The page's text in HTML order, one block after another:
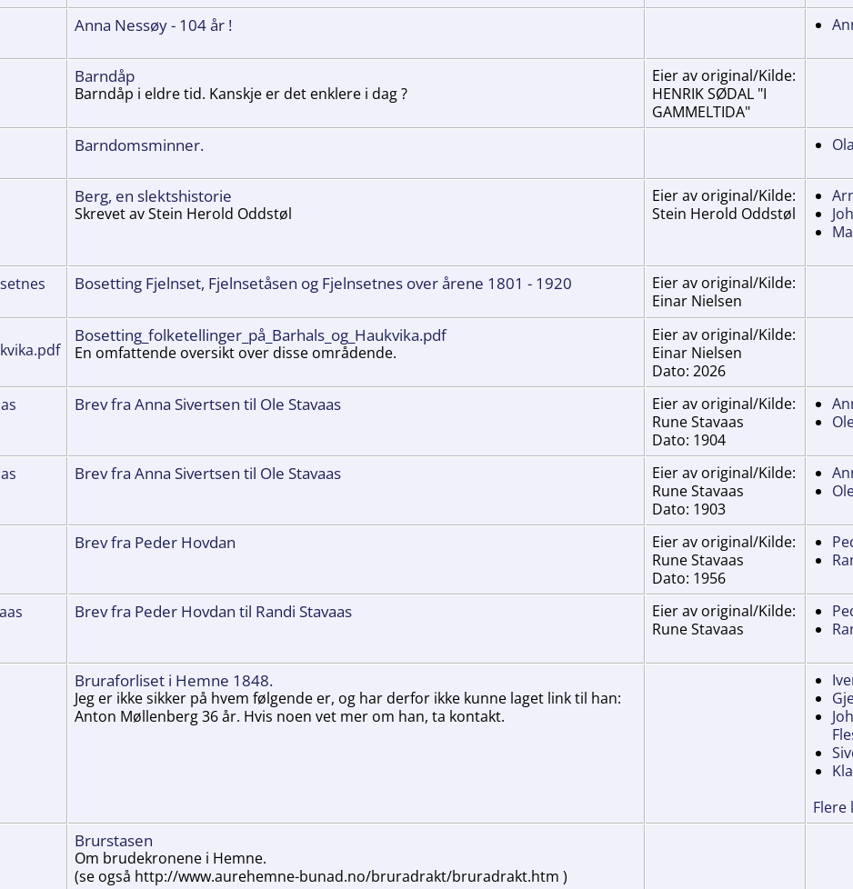
Anna Nessøy - 104 år !
Barndåp
Barndåp i eldre tid. Kanskje er det enklere i dag ?
Eier av original/Kilde:
HENRIK SØDAL "I
GAMMELTIDA"
Barndomsminner.
Berg, en slektshistorie
Skrevet av Stein Herold Oddstøl
Eier av original/Kilde:
Stein Herold Oddstøl
Bosetting Fjelnset, Fjelnsetåsen og Fjelnsetnes over årene 1801 - 1920
Eier av original/Kilde:
Einar Nielsen
Bosetting_folketellinger_på_Barhals_og_Haukvika.pdf
En omfattende oversikt over disse områdende.
Eier av original/Kilde:
Einar Nielsen
Dato: 2026
Brev fra Anna Sivertsen til Ole Stavaas
Eier av original/Kilde:
Rune Stavaas
Dato: 1904
Brev fra Anna Sivertsen til Ole Stavaas
Eier av original/Kilde:
Rune Stavaas
Dato: 1903
Brev fra Peder Hovdan
Eier av original/Kilde:
Rune Stavaas
Dato: 1956
Brev fra Peder Hovdan til Randi Stavaas
Eier av original/Kilde:
Rune Stavaas
Bruraforliset i Hemne 1848.
Jeg er ikke sikker på hvem følgende er, og har derfor ikke kunne laget link til han:
Anton Møllenberg 36 år. Hvis noen vet mer om han, ta kontakt.
Flere
Brurstasen
Om brudekronene i Hemne.
(se også http://www.aurehemne-bunad.no/bruradrakt/bruradrakt.htm )